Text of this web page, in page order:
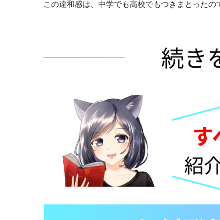
この違和感は、中学でも高校でもつきまとったの